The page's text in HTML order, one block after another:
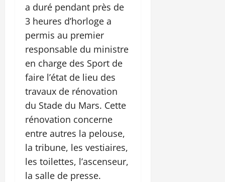
a duré pendant près de
3 heures d’horloge a
permis au premier
responsable du ministre
en charge des Sport de
faire l’état de lieu des
travaux de rénovation
du Stade du Mars. Cette
rénovation concerne
entre autres la pelouse,
la tribune, les vestiaires,
les toilettes, l’ascenseur,
la salle de presse.